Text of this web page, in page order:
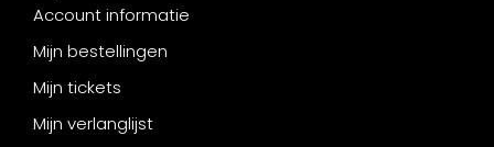
Account informatie
Mijn bestellingen
Mijn tickets
Mijn verlanglijst